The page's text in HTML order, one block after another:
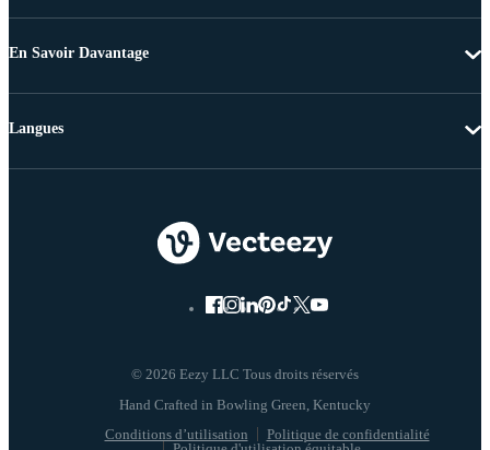
En Savoir Davantage
© 2026 Eezy LLC Tous droits réservés
Conditions d’utilisation
Politique de confidentialité
Langues